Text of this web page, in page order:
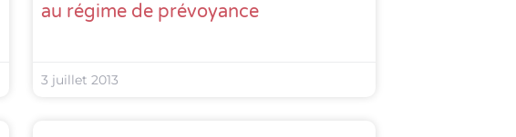
au régime de prévoyance
3 juillet 2013